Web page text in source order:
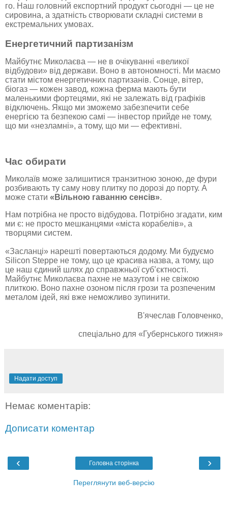
го. Наш головний експортний продукт сьогодні — це не
сировина, а здатність створювати складні системи в
екстремальних умовах.
Енергетичний партизанізм
Майбутнє Миколаєва — не в очікуванні «великої
відбудови» від держави. Воно в автономності. Ми маємо
стати містом енергетичних партизанів. Сонце, вітер,
біогаз — кожен завод, кожна ферма мають бути
маленькими фортецями, які не залежать від графіків
відключень. Якщо ми зможемо забезпечити себе
енергією та безпекою самі — інвестор прийде не тому,
що ми «незламні», а тому, що ми — ефективні.
Час обирати
Миколаїв може залишитися транзитною зоною, де фури
розбивають ту саму нову плитку по дорозі до порту. А
може стати «Вільною гаванню сенсів».
Нам потрібна не просто відбудова. Потрібно згадати, ким
ми є: не просто мешканцями «міста корабелів», а
творцями систем.
«Засланці» нарешті повертаються додому. Ми будуємо
Silicon Steppe не тому, що це красива назва, а тому, що
це наш єдиний шлях до справжньої суб’єктності.
Майбутнє Миколаєва пахне не мазутом і не свіжою
плиткою. Воно пахне озоном після грози та розпеченим
металом ідей, які вже неможливо зупинити.
В'ячеслав Головченко,
cпеціально для «Губернського тижня»
Надати доступ
Немає коментарів:
Дописати коментар
‹ ›
Головна сторінка
Переглянути веб-версію